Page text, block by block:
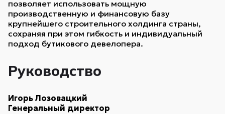
позволяет использовать мощную
производственную и финансовую базу
крупнейшего строительного холдинга страны,
сохраняя при этом гибкость и индивидуальный
подход бутикового девелопера.
Руководство
Игорь Лозовацкий
Генеральный директор